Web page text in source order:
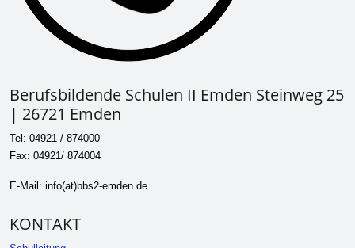
Berufsbildende Schulen II Emden Steinweg 25
| 26721 Emden
Tel: 04921 / 874000
Fax: 04921/ 874004
E-Mail: info(at)bbs2-emden.de
KONTAKT